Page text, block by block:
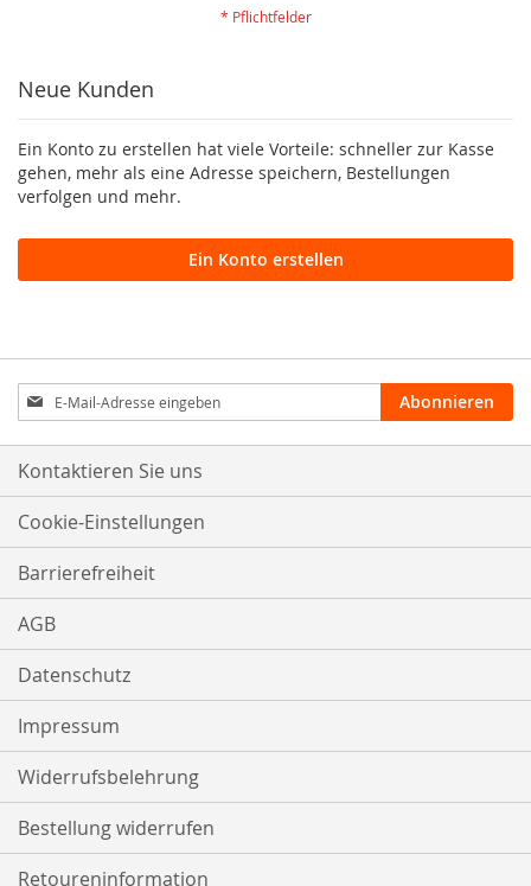
Neue Kunden
Ein Konto zu erstellen hat viele Vorteile: schneller zur Kasse
gehen, mehr als eine Adresse speichern, Bestellungen
verfolgen und mehr.
Ein Konto erstellen
Anmeldung
zum
Newsletter:
Abonnieren
Kontaktieren Sie uns
Cookie-Einstellungen
Barrierefreiheit
AGB
Datenschutz
Impressum
Widerrufsbelehrung
Bestellung widerrufen
Retoureninformation